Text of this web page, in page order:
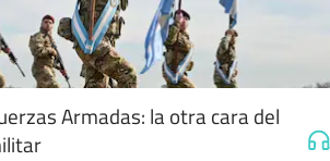
Armadas: la otra cara del